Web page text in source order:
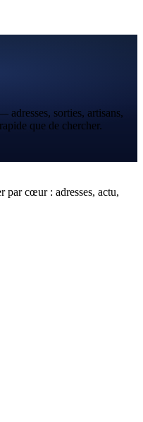
sorties, artisans,
que de chercher.
par cœur : adresses, actu,